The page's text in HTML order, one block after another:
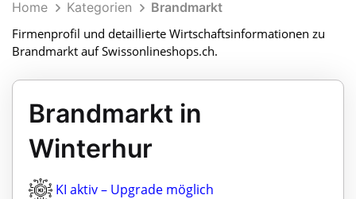
Home Kategorien
Brandmarkt
Firmenprofil und detaillierte Wirtschaftsinformationen zu
Brandmarkt auf Swissonlineshops.ch.
Brandmarkt in
Winterhur
KI aktiv – Upgrade möglich